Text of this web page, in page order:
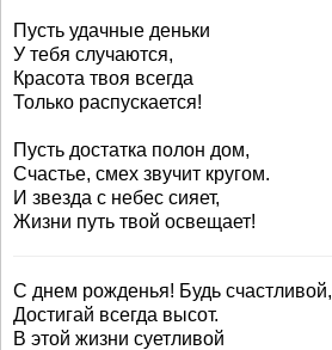
Пусть удачные деньки
У тебя случаются,
Красота твоя всегда
Только распускается!
Пусть достатка полон дом,
Счастье, смех звучит кругом.
И звезда с небес сияет,
Жизни путь твой освещает!
С днем рожденья! Будь счастливой,
Достигай всегда высот.
В этой жизни суетливой